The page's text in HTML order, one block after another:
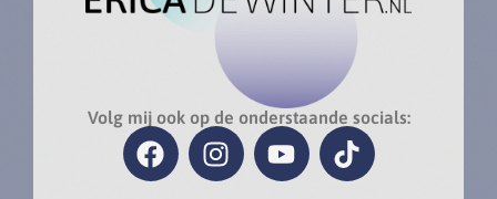
Volg mij ook op de onderstaande socials: